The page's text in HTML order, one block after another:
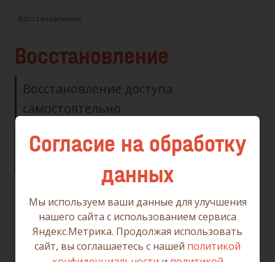
Восстановление
Восстановление
Восстановление доступа
самостоятельно
Восстановление доступа в центре
Согласие на обработку
данных
Мы используем ваши данные для улучшения
нашего сайта с использованием сервиса
Яндекс.Метрика. Продолжая использовать
сайт, вы соглашаетесь с нашей политикой